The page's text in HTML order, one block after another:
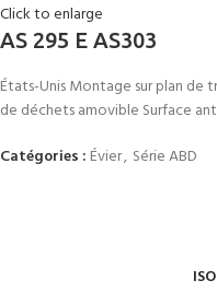
Click to enlarge
AS 295 E AS303
États-Unis Montage sur plan de
de déchets amovible Surface
Catégories : Évier, Série ABD